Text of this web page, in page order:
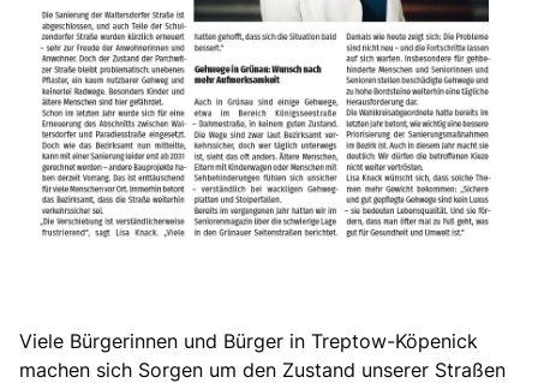
Viele Bürgerinnen und Bürger in Treptow-Köpenick
machen sich Sorgen um den Zustand unserer Straßen